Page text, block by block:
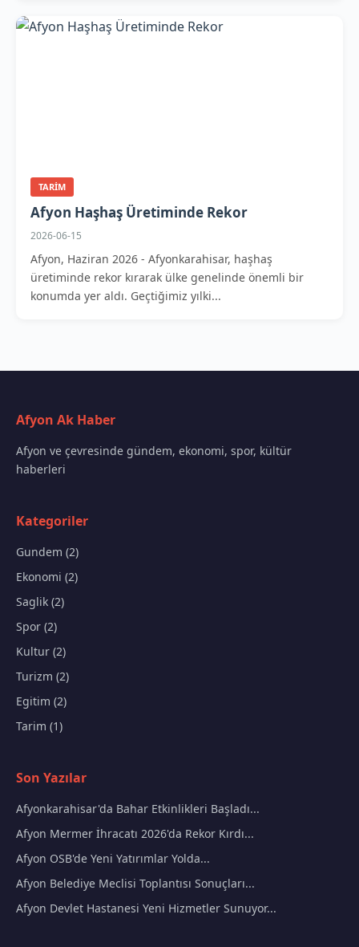
TARIM
Afyon Haşhaş Üretiminde Rekor
2026-06-15
Afyon, Haziran 2026 - Afyonkarahisar, haşhaş
üretiminde rekor kırarak ülke genelinde önemli bir
konumda yer aldı. Geçtiğimiz yılki...
Afyon Ak Haber
Afyon ve çevresinde gündem, ekonomi, spor, kültür
haberleri
Kategoriler
Gundem (2)
Ekonomi (2)
Saglik (2)
Spor (2)
Kultur (2)
Turizm (2)
Egitim (2)
Tarim (1)
Son Yazılar
Afyonkarahisar'da Bahar Etkinlikleri Başladı...
Afyon Mermer İhracatı 2026'da Rekor Kırdı...
Afyon OSB'de Yeni Yatırımlar Yolda...
Afyon Belediye Meclisi Toplantısı Sonuçları...
Afyon Devlet Hastanesi Yeni Hizmetler Sunuyor...